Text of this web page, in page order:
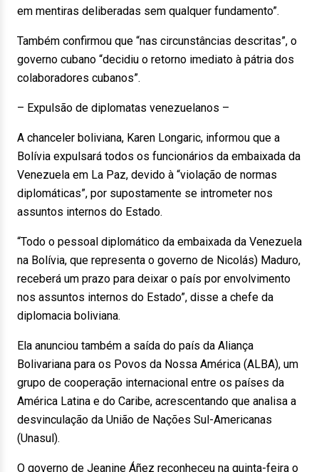
em mentiras deliberadas sem qualquer fundamento”.
Também confirmou que “nas circunstâncias descritas”, o
governo cubano “decidiu o retorno imediato à pátria dos
colaboradores cubanos”.
– Expulsão de diplomatas venezuelanos –
A chanceler boliviana, Karen Longaric, informou que a
Bolívia expulsará todos os funcionários da embaixada da
Venezuela em La Paz, devido à “violação de normas
diplomáticas”, por supostamente se intrometer nos
assuntos internos do Estado.
“Todo o pessoal diplomático da embaixada da Venezuela
na Bolívia, que representa o governo de Nicolás) Maduro,
receberá um prazo para deixar o país por envolvimento
nos assuntos internos do Estado”, disse a chefe da
diplomacia boliviana.
Ela anunciou também a saída do país da Aliança
Bolivariana para os Povos da Nossa América (ALBA), um
grupo de cooperação internacional entre os países da
América Latina e do Caribe, acrescentando que analisa a
desvinculação da União de Nações Sul-Americanas
(Unasul).
O governo de Jeanine Áñez reconheceu na quinta-feira o